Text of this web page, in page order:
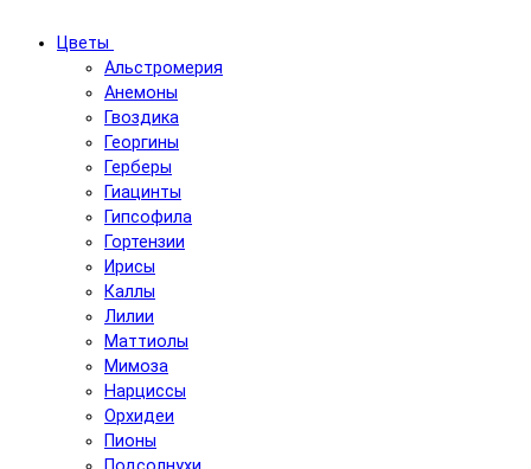
Цветы
Альстромерия
Анемоны
Гвоздика
Георгины
Герберы
Гиацинты
Гипсофила
Гортензии
Ирисы
Каллы
Лилии
Маттиолы
Мимоза
Нарциссы
Орхидеи
Пионы